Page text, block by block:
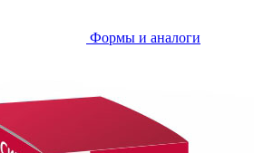
Формы и аналоги